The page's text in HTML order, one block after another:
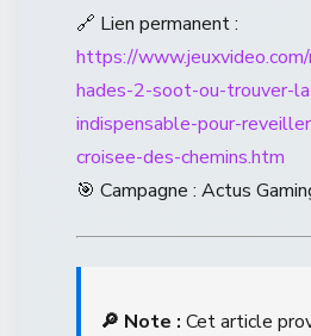
🔗 Lien permanent :
https://
hades-2-soot-ou-trouver-
indispensable-pour-
croisee-des-chemins.htm
🎯 Campagne : Actus
🔎 Note : Cet article